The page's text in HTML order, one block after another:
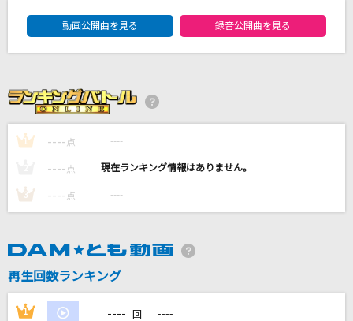
お願い☆デスティニー
乃木坂46
プラスティック・ラブ
熱異常
YOASOBI
DAM★ともボーカルエントリーランキング
動画公開曲を見る
録音公開曲を見る
1 ---- 点 ----
---- 点 ----
3 ---- 点 ----
再生回数ランキング
1 ---- 回 ----